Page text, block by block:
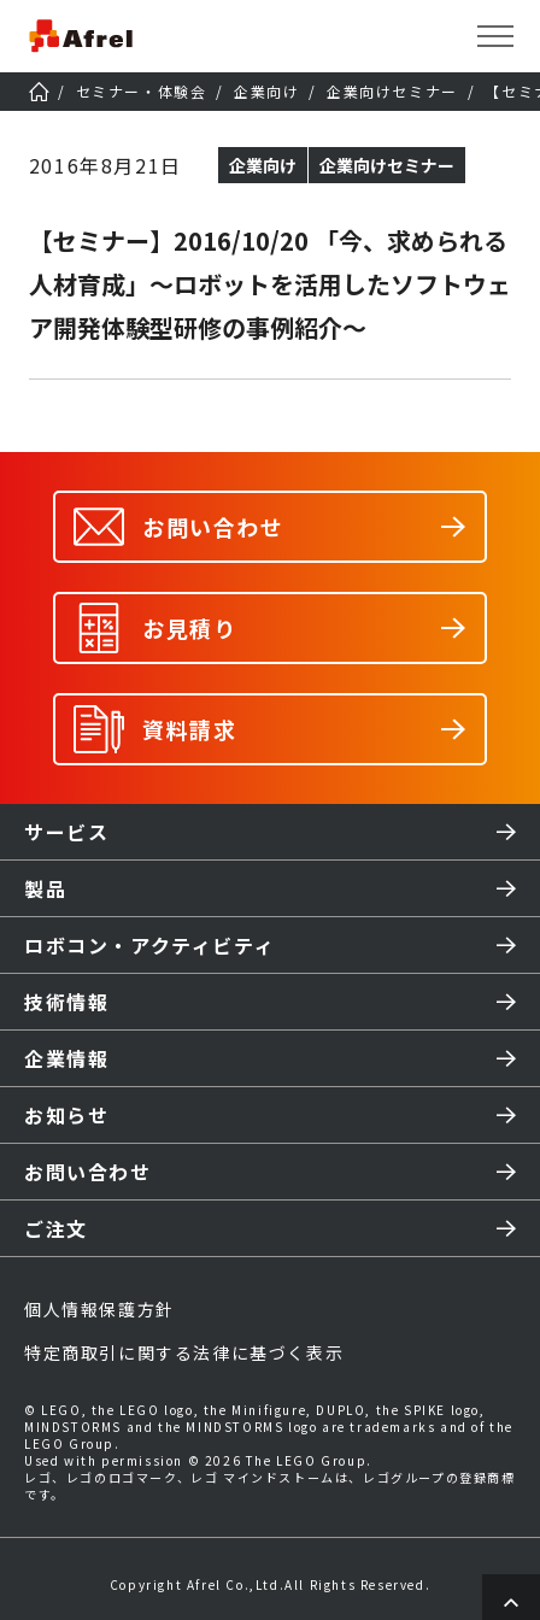
セミナー・体験会 企業向け 企業向けセミナー 【セ
2016年8月21日 企業向け 企業向けセミナー
【セミナー】2016/10/20 「今、求められる
人材育成」～ロボットを活用したソフトウェ
ア開発体験型研修の事例紹介～
お問い合わせ
お見積り
資料請求
サービス
製品
ロボコン・アクティビティ
技術情報
企業情報
お知らせ
お問い合わせ
ご注文
個人情報保護方針
特定商取引に関する法律に基づく表示
© LEGO, the LEGO logo, the Minifigure, DUPLO, the SPIKE logo,
MINDSTORMS and the MINDSTORMS logo are trademarks and of the
LEGO Group.
Used with permission © 2026 The LEGO Group.
レゴ、レゴのロゴマーク、レゴ マインドストームは、レゴグループの登録商標
です。
Copyright Afrel Co.,Ltd.All Rights Reserved.